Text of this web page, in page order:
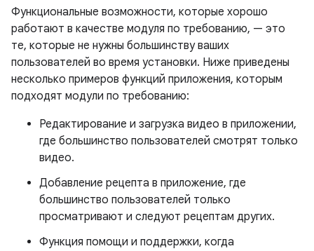
Функциональные возможности, которые хорошо
работают в качестве модуля по требованию, — это
те, которые не нужны большинству ваших
пользователей во время установки. Ниже приведены
несколько примеров функций приложения, которым
подходят модули по требованию:
Редактирование и загрузка видео в приложении,
где большинство пользователей смотрят только
видео.
Добавление рецепта в приложение, где
большинство пользователей только
просматривают и следуют рецептам других.
Функция помощи и поддержки, когда